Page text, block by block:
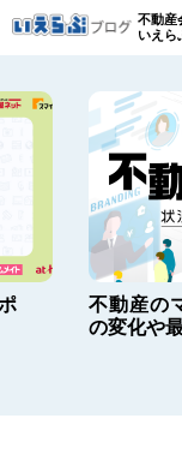
不動産
いえら
不動産の
の変化や